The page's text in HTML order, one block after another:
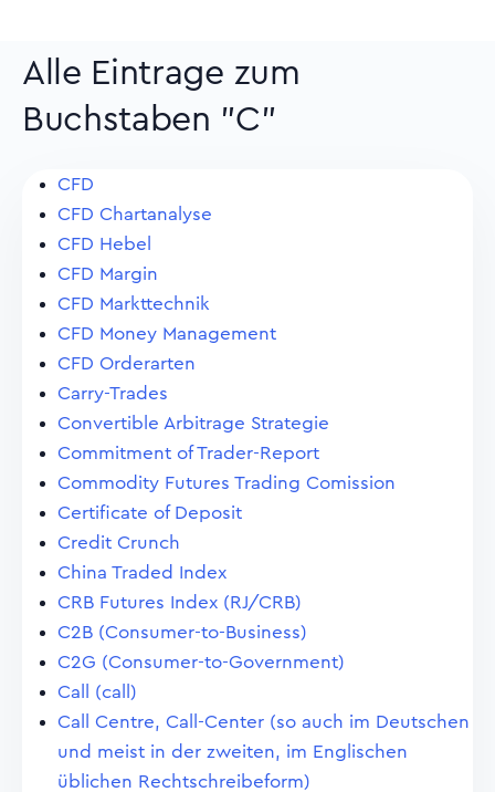
Alle Eintrage zum
Buchstaben "C"
CFD
CFD Chartanalyse
CFD Hebel
CFD Margin
CFD Markttechnik
CFD Money Management
CFD Orderarten
Carry-Trades
Convertible Arbitrage Strategie
Commitment of Trader-Report
Commodity Futures Trading Comission
Certificate of Deposit
Credit Crunch
China Traded Index
CRB Futures Index (RJ/CRB)
C2B (Consumer-to-Business)
C2G (Consumer-to-Government)
Call (call)
Call Centre, Call-Center (so auch im Deutschen
und meist in der zweiten, im Englischen
üblichen Rechtschreibeform)